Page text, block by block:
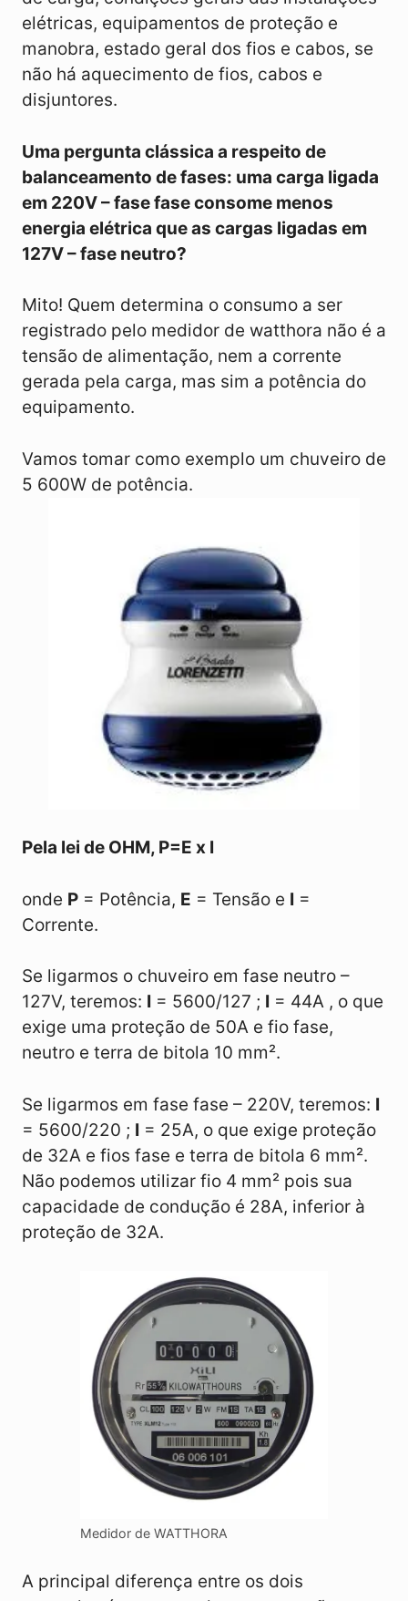
elétricas, equipamentos de proteção e
manobra, estado geral dos fios e cabos, se
não há aquecimento de fios, cabos e
disjuntores.
Uma pergunta clássica a respeito de
balanceamento de fases: uma carga ligada
em 220V – fase fase consome menos
energia elétrica que as cargas ligadas em
127V – fase neutro?
Mito! Quem determina o consumo a ser
registrado pelo medidor de watthora não é a
tensão de alimentação, nem a corrente
gerada pela carga, mas sim a potência do
equipamento.
Vamos tomar como exemplo um chuveiro de
5 600W de potência.
Pela lei de OHM, P=E x I
onde P = Potência, E = Tensão e I =
Corrente.
Se ligarmos o chuveiro em fase neutro –
127V, teremos: I = 5600/127 ; I = 44A , o que
exige uma proteção de 50A e fio fase,
neutro e terra de bitola 10 mm².
Se ligarmos em fase fase – 220V, teremos: I
= 5600/220 ; I = 25A, o que exige proteção
de 32A e fios fase e terra de bitola 6 mm².
Não podemos utilizar fio 4 mm² pois sua
capacidade de condução é 28A, inferior à
proteção de 32A.
Medidor de WATTHORA
A principal diferença entre os dois